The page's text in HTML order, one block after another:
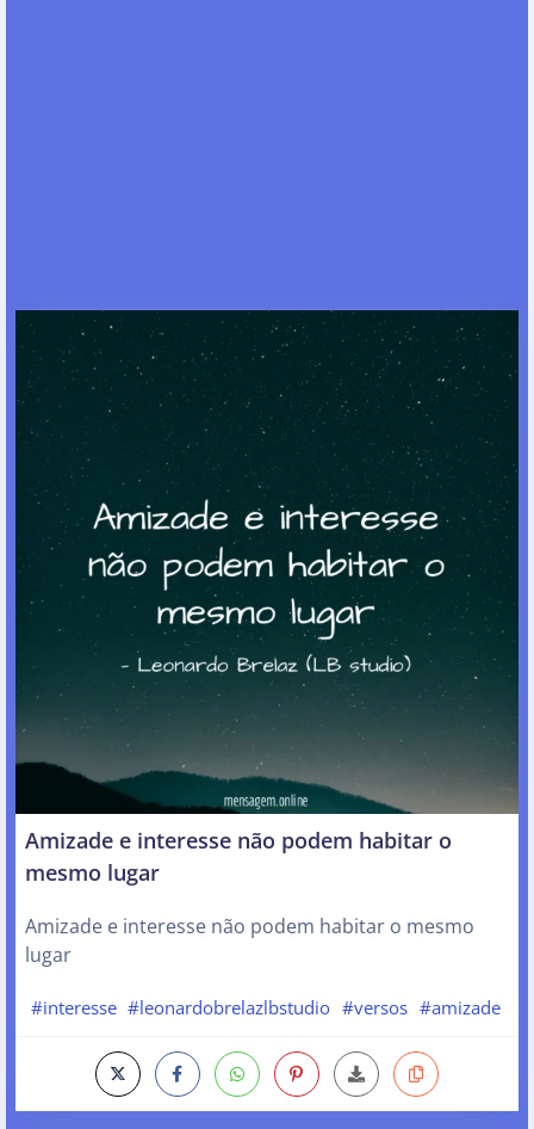
Amizade e interesse não podem habitar o
mesmo lugar
Amizade e interesse não podem habitar o mesmo
lugar
#interesse #leonardobrelazlbstudio #versos #amizade